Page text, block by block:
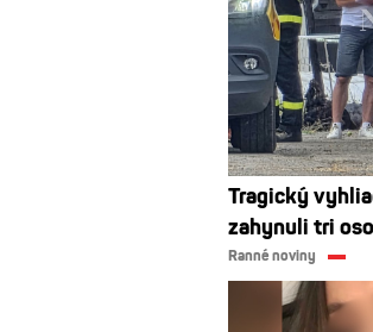
Tragický
zahynuli tri
Ranné noviny